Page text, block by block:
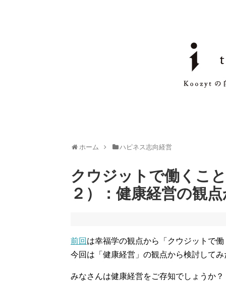
ホーム ハピネス志向経営
クウジットで働くこ
２）：健康経営の観
前回 は幸福学の観点から「クウジットで
今回は「健康経営」の観点から検討して
みなさんは健康経営をご存知でしょうか？